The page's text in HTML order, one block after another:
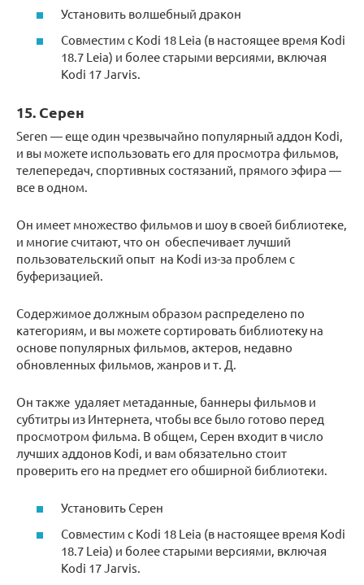
Установить волшебный дракон
Совместим с Kodi 18 Leia (в настоящее время Kodi
18.7 Leia) и более старыми версиями, включая
Kodi 17 Jarvis.
15. Серен
Seren — еще один чрезвычайно популярный аддон Kodi,
и вы можете использовать его для просмотра фильмов,
телепередач, спортивных состязаний, прямого эфира —
все в одном.
Он имеет множество фильмов и шоу в своей библиотеке,
и многие считают, что он обеспечивает лучший
пользовательский опыт на Kodi из-за проблем с
буферизацией.
Содержимое должным образом распределено по
категориям, и вы можете сортировать библиотеку на
основе популярных фильмов, актеров, недавно
обновленных фильмов, жанров и т. Д.
Он также удаляет метаданные, баннеры фильмов и
субтитры из Интернета, чтобы все было готово перед
просмотром фильма. В общем, Серен входит в число
лучших аддонов Kodi, и вам обязательно стоит
проверить его на предмет его обширной библиотеки.
Установить Серен
Совместим с Kodi 18 Leia (в настоящее время Kodi
18.7 Leia) и более старыми версиями, включая
Kodi 17 Jarvis.